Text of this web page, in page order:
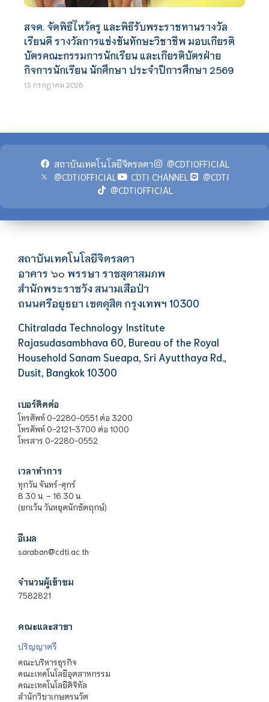
สจด. จัดพิธีไหว้ครู และพิธีรับพระราชทานรางวัล
เรียนดี รางวัลการแข่งขันทักษะวิชาชีพ มอบเกียรติ
บัตรคณะกรรมการนักเรียน และเกียรติบัตรฝ่าย
กิจการนักเรียน นักศึกษา ประจำปีการศึกษา 2569
13 กรกฎาคม 2026
สถาบันเทคโนโลยีจิตรลดา
@CDTIOFFICIAL
@CDTIOFFICIAL
CDTI CHANNEL
@CDTI
@CDTIOFFICIAL
สถาบันเทคโนโลยีจิตรลดา
อาคาร ๖๐ พรรษา ราชสุดาสมภพ
สำนักพระราชวัง สนามเสือป่า
ถนนศรีอยุธยา เขตดุสิต กรุงเทพฯ 10300
Chitralada Technology Institute
Rajasudasambhava 60, Bureau of the Royal
Household Sanam Sueapa, Sri Ayutthaya Rd.,
Dusit, Bangkok 10300
เบอร์ติดต่อ
โทรศัพท์ 0-2280-0551 ต่อ 3200
โทรศัพท์ 0-2121-3700 ต่อ 1000
โทรสาร 0-2280-0552
เวลาทำการ
ทุกวัน จันทร์-ศุกร์
8.30 น. – 16.30 น.
(ยกเว้น วันหยุดนักขัตฤกษ์)
อีเมล
saraban@cdti.ac.th
จำนวนผู้เข้าชม
7582821
คณะและสาขา
ปริญญาตรี
คณะบริหารธุรกิจ
คณะเทคโนโลยีอุตสาหกรรม
คณะเทคโนโลยีดิจิทัล
สำนักวิชาเกษตรนวัต